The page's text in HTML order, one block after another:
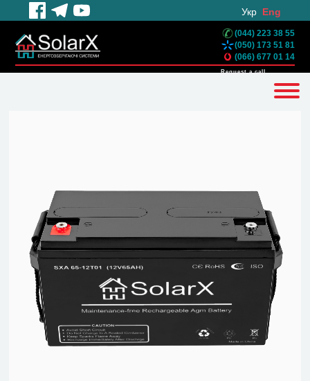
Укр Eng
(044) 223 38 55
(050) 173 51 81
(066) 677 01 14
Request a call